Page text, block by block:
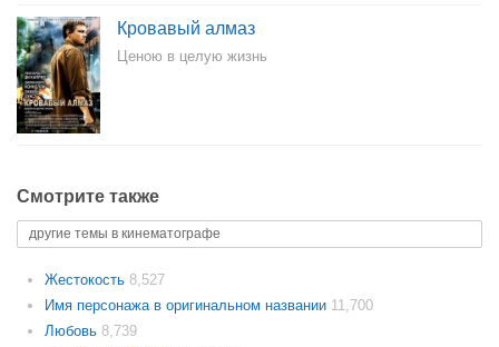
Кровавый алмаз
Ценою в целую жизнь
Смотрите также
другие темы в кинематографе
Жестокость 8,527
Имя персонажа в оригинальном названии 11,700
Любовь 8,739